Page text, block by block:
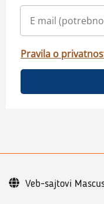
Pravila o
Veb-sajtovi